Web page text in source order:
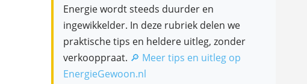
Energie wordt steeds duurder en
ingewikkelder. In deze rubriek delen we
praktische tips en heldere uitleg, zonder
verkooppraat. 🔎 Meer tips en uitleg op
EnergieGewoon.nl